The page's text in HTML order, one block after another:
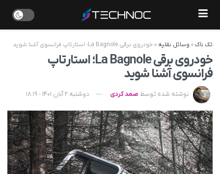
تک ناک» وسائل نقلیه » خودروی برقی La Bagnole؛ استارتاپ فرانسوی آشنا شوید
خودروی برقی La Bagnole؛ استارتاپ
فرانسوی آشنا شوید
نوشته شده توسط صمد کردی دوشنبه 2 آبان 1401 - 18:19